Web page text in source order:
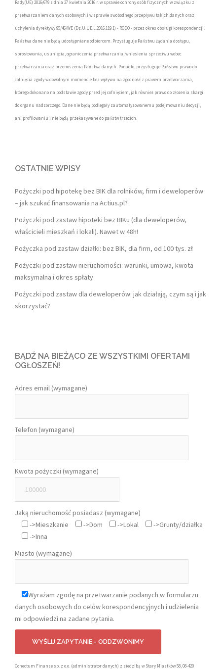
Rady(UE) 2016/679 z dnia 27 kwietnia 2016 r. w sprawie ochrony osób fizycznych w związku z
przetwarzaniem danych osobowych i w sprawie swobodnego przepływu takich danych oraz
uchylenia dyrektywy 95/46/WE (Dz.U.UE.L.2016.119.1) - RODO - przez okres obsługi korespondencji.
Państwa dane nie będą udostępniane odbiorcom. Przysługuje Państwu żądania dostępu,
sprostowania, usunięcia, ograniczenia przetwarzania, wniesienia sprzeciwu wobec
przetwarzania oraz przenoszenia Państwa danych. Ponadto, przysługuje Państwu prawo do
cofnięcia zgody w dowolnym momencie bez wpływu na zgodność z prawem przetwarzania,
którego dokonano na podstawie zgody przed jej cofnięciem, jak również prawo do złożenia skargi
do organu nadzorczego. Dane nie będą podlegały zautomatyzowanemu podejmowaniu decyzji,
ani profilowaniu i nie będą przekazywane do państw trzecich.
OSTATNIE WPISY
Pożyczki pod hipotekę bez BIK dla rolników, firm i deweloperów
– jak szukać finansowania na Actius.pl?
Pożyczki pod zastaw hipoteki bez BIKu (dla deweloperów,
właścicieli mieszkań i lokali). Nawet w 48h!
Pożyczka pod zastaw działki: bez BIK, dla firm, od 100 tys. zł
Pożyczki pod zastaw nieruchomości: warunki, umowa, kwota
maksymalna i okres spłaty.
Pożyczki pod zastaw dla deweloperów: jak działają, czym są i jak
skorzystać?
BĄDŹ NA BIEŻĄCO ZE WSZYSTKIMI OFERTAMI
OGŁOSZEŃ!
Adres email (wymagane)
Telefon (wymagane)
Kwota pożyczki (wymagane)
Jaką nieruchomość posiadasz (wymagane)
->Mieszkanie
->Dom ->Lokal
->Grunty/działka
->Inna
Miasto (wymagane)
Wyrażam zgodę na przetwarzanie podanych w formularzu
danych osobowych do celów korespondencyjnych i udzielenia
mi odpowiedzi na zadane pytania.
Conectum Finanse sp. z o.o. (administrator danych) z siedzibą w Stary Miastków 58, 08-420